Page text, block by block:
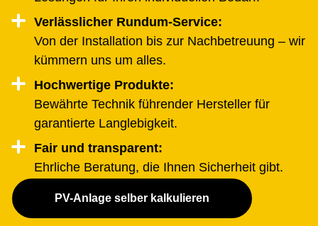
Verlässlicher Rundum-Service:
Von der Installation bis zur Nachbetreuung – wir
kümmern uns um alles.
Hochwertige Produkte:
Bewährte Technik führender Hersteller für
garantierte Langlebigkeit.
Fair und transparent:
Ehrliche Beratung, die Ihnen Sicherheit gibt.
PV-Anlage selber kalkulieren